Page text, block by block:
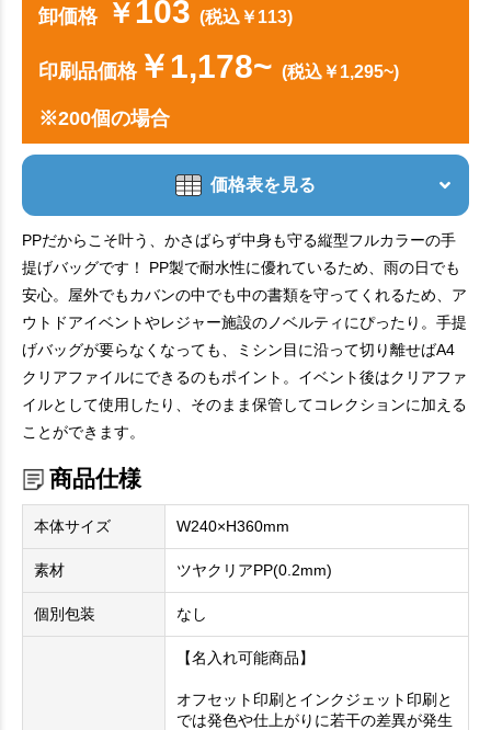
卸価格 ￥103 (税込￥113)
印刷品価格￥1,178~ (税込￥1,295~)
※200個の場合
価格表を見る
PPだからこそ叶う、かさばらず中身も守る縦型フルカラーの手
提げバッグです！ PP製で耐水性に優れているため、雨の日でも
安心。屋外でもカバンの中でも中の書類を守ってくれるため、ア
ウトドアイベントやレジャー施設のノベルティにぴったり。手提
げバッグが要らなくなっても、ミシン目に沿って切り離せばA4
クリアファイルにできるのもポイント。イベント後はクリアファ
イルとして使用したり、そのまま保管してコレクションに加える
ことができます。
商品仕様
本体サイズ W240×H360mm
素材 ツヤクリアPP(0.2mm)
個別包装 なし
【名入れ可能商品】
オフセット印刷とインクジェット印刷と
では発色や仕上がりに若干の差異が発生